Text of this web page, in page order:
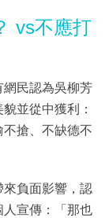
vs不應打
民認為吳柳芳
並從中獲利：
不搶、不缺德不
負面影響，認
宣傳：「那也